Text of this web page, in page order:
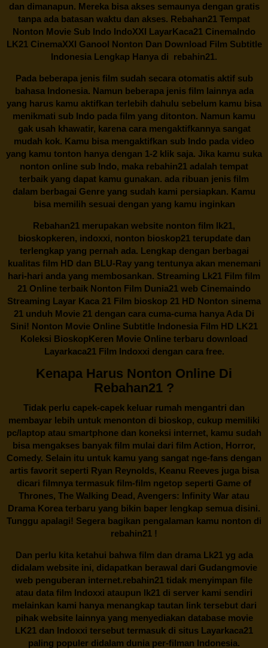
dan dimanapun. Mereka bisa akses semaunya dengan gratis
tanpa ada batasan waktu dan akses. Rebahan21 Tempat
Nonton Movie Sub Indo IndoXXI LayarKaca21 CinemaIndo
LK21 CinemaXXI Ganool Nonton Dan Download Film Subtitle
Indonesia Lengkap Hanya di rebahin21.
Pada beberapa jenis film sudah secara otomatis aktif sub
bahasa Indonesia. Namun beberapa jenis film lainnya ada
yang harus kamu aktifkan terlebih dahulu sebelum kamu bisa
menikmati sub Indo pada film yang ditonton. Namun kamu
gak usah khawatir, karena cara mengaktifkannya sangat
mudah kok. Kamu bisa mengaktifkan sub Indo pada video
yang kamu tonton hanya dengan 1-2 klik saja. Jika kamu suka
nonton online sub Indo, maka rebahin21 adalah tempat
terbaik yang dapat kamu gunakan. ada ribuan jenis film
dalam berbagai Genre yang sudah kami persiapkan. Kamu
bisa memilih sesuai dengan yang kamu inginkan
Rebahan21 merupakan website nonton film lk21,
bioskopkeren, indoxxi, nonton bioskop21 terupdate dan
terlengkap yang pernah ada. Lengkap dengan berbagai
kualitas film HD dan BLU-Ray yang tentunya akan menemani
hari-hari anda yang membosankan. Streaming Lk21 Film film
21 Online terbaik Nonton Film Dunia21 web Cinemaindo
Streaming Layar Kaca 21 Film bioskop 21 HD Nonton sinema
21 unduh Movie 21 dengan cara cuma-cuma hanya Ada Di
Sini! Nonton Movie Online Subtitle Indonesia Film HD LK21
Koleksi BioskopKeren Movie Online terbaru download
Layarkaca21 Film Indoxxi dengan cara free.
Kenapa Harus Nonton Online Di
Rebahan21 ?
Tidak perlu capek-capek keluar rumah mengantri dan
membayar lebih untuk menonton di bioskop, cukup memiliki
pc/laptop atau smartphone dan koneksi internet, kamu sudah
bisa mengakses banyak film mulai dari film Action, Horror,
Comedy. Selain itu untuk kamu yang sangat nge-fans dengan
artis favorit seperti Ryan Reynolds, Keanu Reeves juga bisa
dicari filmnya termasuk film-film ngetop seperti Game of
Thrones, The Walking Dead, Avengers: Infinity War atau
Drama Korea terbaru yang bikin baper lengkap semua disini.
Tunggu apalagi! Segera bagikan pengalaman kamu nonton di
rebahin21 !
Dan perlu kita ketahui bahwa film dan dramaLk21yg ada
didalam website ini, didapatkan berawal dari Gudangmovie
web penguberan internet.rebahin21 tidak menyimpan file
atau data film Indoxxi ataupun lk21 di server kami sendiri
melainkan kami hanya menangkap tautan link tersebut dari
pihak website lainnya yang menyediakan database movie
LK21 dan Indoxxi tersebut termasuk di situs Layarkaca21
paling populer didalam dunia per-filman Indonesia.